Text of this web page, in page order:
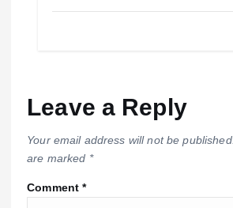
Leave a Reply
Your email address will not be published.
are marked *
Comment*